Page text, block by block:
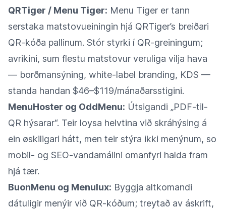
QRTiger / Menu Tiger: Menu Tiger er tann
serstaka matstovueiningin hjá QRTiger’s breiðari
QR-kóða pallinum. Stór styrki í QR-greiningum;
avrikini, sum flestu matstovur veruliga vilja hava
— borðmansýning, white-label branding, KDS —
standa handan $46–$119/mánaðarsstigini.
MenuHoster og OddMenu: Útsigandi „PDF-til-
QR hýsarar“. Teir loysa helvtina við skráhýsing á
ein øskiligari hátt, men teir stýra ikki menýnum, so
mobil- og SEO-vandamálini omanfyri halda fram
hjá tær.
BuonMenu og Menulux: Byggja altkomandi
dátuligir menýir við QR-kóðum; treytað av áskrift,